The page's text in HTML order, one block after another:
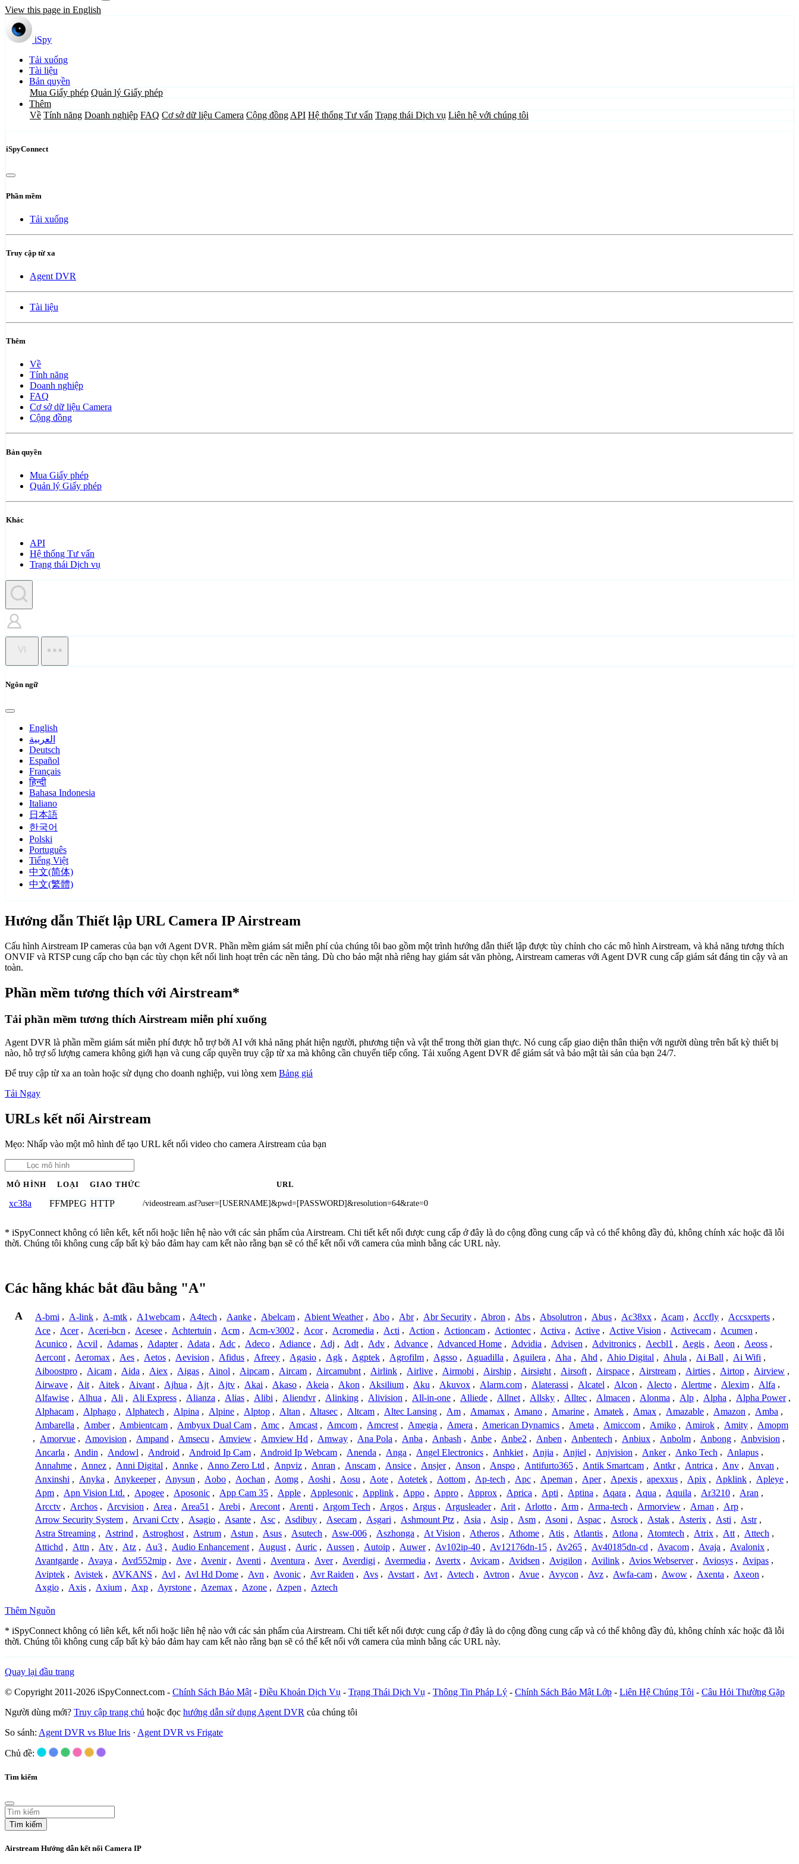
View this page in English
iSpy
Tải xuống
Tài liệu
Bản quyền
Mua Giấy phép Quản lý Giấy phép
Thêm
Về Tính năng Doanh nghiệp FAQ Cơ sở dữ liệu Camera Cộng đồng API Hệ thống Tư vấn Trạng thái Dịch vụ Liên hệ với chúng tôi
iSpyConnect
Phần mềm
Tải xuống
Truy cập từ xa
Agent DVR
Tài liệu
Thêm
Về
Tính năng
Doanh nghiệp
FAQ
Cơ sở dữ liệu Camera
Cộng đồng
Bản quyền
Mua Giấy phép
Quản lý Giấy phép
Khác
API
Hệ thống Tư vấn
Trạng thái Dịch vụ
VI
Ngôn ngữ
English
العربية
Deutsch
Español
Français
हिन्दी
Bahasa Indonesia
Italiano
日本語
한국어
Polski
Português
Tiếng Việt
中文(简体)
中文(繁體)
Hướng dẫn Thiết lập URL Camera IP Airstream
Cấu hình Airstream IP cameras của bạn với Agent DVR. Phần mềm giám sát miễn phí của chúng tôi bao gồm một trình hướng dẫn thiết lập được tùy chỉnh cho các mô hình Airstream, và khả năng tương thích
ONVIF và RTSP cung cấp cho bạn các tùy chọn kết nối linh hoạt trên các nền tảng. Dù cho bảo mật nhà riêng hay giám sát văn phòng, Airstream cameras với Agent DVR cung cấp giám sát đáng tin cậy và an
toàn.
Phần mềm tương thích với Airstream*
Tải phần mềm tương thích Airstream miễn phí xuống
Agent DVR là phần mềm giám sát miễn phí được hỗ trợ bởi AI với khả năng phát hiện người, phương tiện và vật thể trong thời gian thực. Nó cung cấp giao diện thân thiện với người dùng trên bất kỳ thiết bị
nào, hỗ trợ số lượng camera không giới hạn và cung cấp quyền truy cập từ xa mà không cần chuyển tiếp cổng. Tải xuống Agent DVR để giám sát và bảo mật tài sản của bạn 24/7.
Để truy cập từ xa an toàn hoặc sử dụng cho doanh nghiệp, vui lòng xem Bảng giá
Tải Ngay
URLs kết nối Airstream
Mẹo: Nhấp vào một mô hình để tạo URL kết nối video cho camera Airstream của bạn
MÔ HÌNH LOẠI GIAO THỨC URL
xc38a FFMPEG HTTP /videostream.asf?user=[USERNAME]&pwd=[PASSWORD]&resolution=64&rate=0
* iSpyConnect không có liên kết, kết nối hoặc liên hệ nào với các sản phẩm của Airstream. Chi tiết kết nối được cung cấp ở đây là do cộng đồng cung cấp và có thể không đầy đủ, không chính xác hoặc đã lỗi
thời. Chúng tôi không cung cấp bất kỳ bảo đảm hay cam kết nào rằng bạn sẽ có thể kết nối với camera của mình bằng các URL này.
Các hãng khác bắt đầu bằng "A"
A A-bmi , A-link , A-mtk , A1webcam , A4tech , Aanke , Abelcam , Abient Weather , Abo , Abr , Abr Security , Abron , Abs , Absolutron , Abus , Ac38xx , Acam , Accfly , Accsxperts ,
Ace , Acer , Aceri-bcn , Acesee , Achtertuin , Acm , Acm-v3002 , Acor , Acromedia , Acti , Action , Actioncam , Actiontec , Activa , Active , Active Vision , Activecam , Acumen ,
Acunico , Acvil , Adamas , Adapter , Adata , Adc , Adeco , Adiance , Adj , Adt , Adv , Advance , Advanced Home , Advidia , Advisen , Advitronics , Aecbl1 , Aegis , Aeon , Aeoss ,
Aercont , Aeromax , Aes , Aetos , Aevision , Afidus , Afreey , Agasio , Agk , Agptek , Agrofilm , Agsso , Aguadilla , Aguilera , Aha , Ahd , Ahio Digital , Ahula , Ai Ball , Ai Wifi ,
Aiboostpro , Aicam , Aida , Aiex , Aigas , Ainol , Aipcam , Aircam , Aircamubnt , Airlink , Airlive , Airmobi , Airship , Airsight , Airsoft , Airspace , Airstream , Airties , Airtop , Airview ,
Airwave , Ait , Aitek , Aivant , Ajhua , Ajt , Ajtv , Akai , Akaso , Akeia , Akon , Aksilium , Aku , Akuvox , Alarm.com , Alaterassi , Alcatel , Alcon , Alecto , Alertme , Alexim , Alfa ,
Alfawise , Alhua , Ali , Ali Express , Alianza , Alias , Alibi , Aliendvr , Alinking , Alivision , All-in-one , Alliede , Allnet , Allsky , Alltec , Almacen , Alonma , Alp , Alpha , Alpha Power ,
Alphacam , Alphago , Alphatech , Alpina , Alpine , Alptop , Altan , Altasec , Altcam , Altec Lansing , Am , Amamax , Amano , Amarine , Amatek , Amax , Amazable , Amazon , Amba ,
Ambarella , Amber , Ambientcam , Ambyux Dual Cam , Amc , Amcast , Amcom , Amcrest , Amegia , Amera , American Dynamics , Ameta , Amiccom , Amiko , Amirok , Amity , Amopm
, Amorvue , Amovision , Ampand , Amsecu , Amview , Amview Hd , Amway , Ana Pola , Anba , Anbash , Anbe , Anbe2 , Anben , Anbentech , Anbiux , Anbolm , Anbong , Anbvision ,
Ancarla , Andin , Andowl , Android , Android Ip Cam , Android Ip Webcam , Anenda , Anga , Angel Electronics , Anhkiet , Anjia , Anjiel , Anjvision , Anker , Anko Tech , Anlapus ,
Annahme , Annez , Anni Digital , Annke , Anno Zero Ltd , Anpviz , Anran , Anscam , Ansice , Ansjer , Anson , Anspo , Antifurto365 , Antik Smartcam , Antkr , Antrica , Anv , Anvan ,
Anxinshi , Anyka , Anykeeper , Anysun , Aobo , Aochan , Aomg , Aoshi , Aosu , Aote , Aotetek , Aottom , Ap-tech , Apc , Apeman , Aper , Apexis , apexxus , Apix , Apklink , Apleye ,
Apm , Apn Vision Ltd. , Apogee , Aposonic , App Cam 35 , Apple , Applesonic , Applink , Appo , Appro , Approx , Aprica , Apti , Aptina , Aqara , Aqua , Aquila , Ar3210 , Aran ,
Arcctv , Archos , Arcvision , Area , Area51 , Arebi , Arecont , Arenti , Argom Tech , Argos , Argus , Argusleader , Arit , Arlotto , Arm , Arma-tech , Armorview , Arnan , Arp ,
Arrow Security System , Arvani Cctv , Asagio , Asante , Asc , Asdibuy , Asecam , Asgari , Ashmount Ptz , Asia , Asip , Asm , Asoni , Aspac , Asrock , Astak , Asterix , Asti , Astr ,
Astra Streaming , Astrind , Astroghost , Astrum , Astun , Asus , Asutech , Asw-006 , Aszhonga , At Vision , Atheros , Athome , Atis , Atlantis , Atlona , Atomtech , Atrix , Att , Attech ,
Attichd , Attn , Atv , Atz , Au3 , Audio Enhancement , August , Auric , Aussen , Autoip , Auwer , Av102ip-40 , Av12176dn-15 , Av265 , Av40185dn-cd , Avacom , Avaja , Avalonix ,
Avantgarde , Avaya , Avd552mip , Ave , Avenir , Aventi , Aventura , Aver , Averdigi , Avermedia , Avertx , Avicam , Avidsen , Avigilon , Avilink , Avios Webserver , Aviosys , Avipas ,
Aviptek , Avistek , AVKANS , Avl , Avl Hd Dome , Avn , Avonic , Avr Raiden , Avs , Avstart , Avt , Avtech , Avtron , Avue , Avycon , Avz , Awfa-cam , Awow , Axenta , Axeon ,
Axgio , Axis , Axium , Axp , Ayrstone , Azemax , Azone , Azpen , Aztech
Thêm Nguồn
* iSpyConnect không có liên kết, kết nối hoặc liên hệ nào với các sản phẩm của Airstream. Chi tiết kết nối được cung cấp ở đây là do cộng đồng cung cấp và có thể không đầy đủ, không chính xác hoặc đã lỗi
thời. Chúng tôi không cung cấp bất kỳ bảo đảm hay cam kết nào rằng bạn sẽ có thể kết nối với camera của mình bằng các URL này.
Quay lại đầu trang
© Copyright 2011-2026 iSpyConnect.com - Chính Sách Bảo Mật - Điều Khoản Dịch Vụ - Trạng Thái Dịch Vụ - Thông Tin Pháp Lý - Chính Sách Bảo Mật Lớp - Liên Hệ Chúng Tôi - Câu Hỏi Thường Gặp
Người dùng mới? Truy cập trang chủ hoặc đọc hướng dẫn sử dụng Agent DVR của chúng tôi
So sánh: Agent DVR vs Blue Iris · Agent DVR vs Frigate
Chủ đề:
Tìm kiếm
Tìm kiếm
Airstream Hướng dẫn kết nối Camera IP